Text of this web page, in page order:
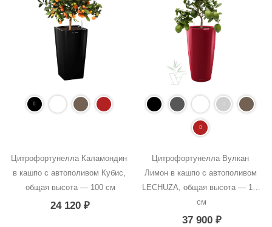
Цитрофортунелла Каламондин
в кашпо с автополивом Кубис,
общая высота — 100 см
24 120₽
Цитрофортунелла Вулкан
Лимон в кашпо с автополивом
LECHUZA, общая высота — 100
см
37 900 ₽